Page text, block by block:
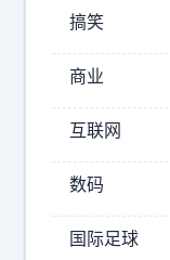
搜
估
计
给
正
在
加
班
搞笑
商业
互联网
数码
国际足球